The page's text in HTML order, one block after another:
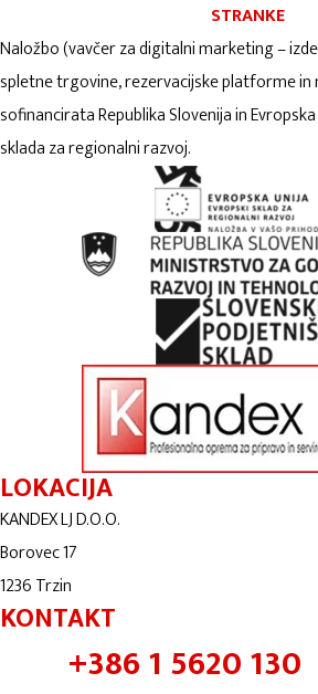
STRANKE
Naložbo (vavčer za digitalni marketing –
spletne trgovine, rezervacijske platforme in
sofinancirata Republika Slovenija in
sklada za regionalni razvoj.
LOKACIJA
KANDEX LJ D.O.O.
Borovec 17
1236 Trzin
KONTAKT
+386 1 5620 130